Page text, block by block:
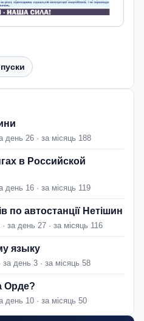
день 26 · за місяць 188
в Российской
день 16 · за місяць 119
по автостанції Нетішин
за день 27 · за місяць 116
языку
за день 3 · за місяць 58
Орде?
день 10 · за місяць 50